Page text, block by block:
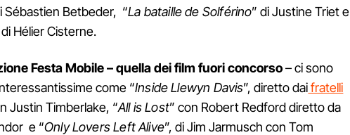
Sébastien Betbeder, “La bataille de Solférino” di Justine Triet e
di Hélier Cisterne.
Festa Mobile – quella dei film fuori concorso– ci sono
come “Inside Llewyn Davis”, diretto daifratelli
Justin Timberlake, “All is Lost” con Robert Redford diretto da
e “Only Lovers Left Alive”, di Jim Jarmusch con Tom